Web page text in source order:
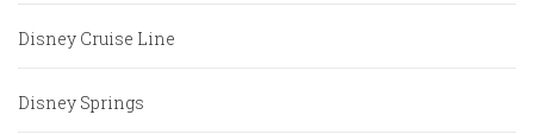
Disney Cruise Line
Disney Springs